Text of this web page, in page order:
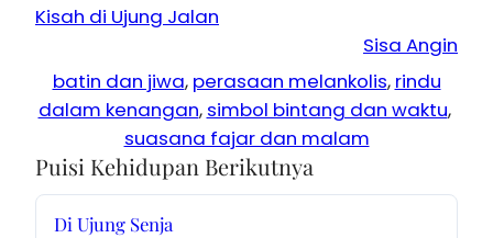
Kisah di Ujung Jalan
Sisa Angin
batin dan jiwa, perasaan melankolis, rindu
dalam kenangan, simbol bintang dan waktu,
suasana fajar dan malam
Puisi Kehidupan Berikutnya
Di Ujung Senja